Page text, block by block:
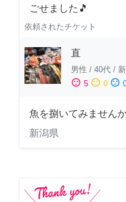
ごせました🎵
依頼されたチケット
直
男性 / 40代 /
sentiment_satisfied 5 sentiment_neutral 0 sentiment_dissatisfied
魚を捌いてみません
新潟県